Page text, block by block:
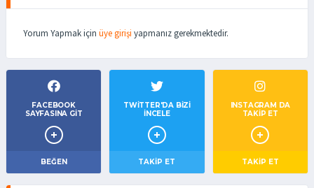
Yorum Yapmak için üye girişi yapmanız gerekmektedir.
FACEBOOK
SAYFASINA GIT
BEĞEN
TWITTER'DA BIZI
İNCELE
TAKIP ET
INSTAGRAM DA
TAKİP ET
TAKİP ET